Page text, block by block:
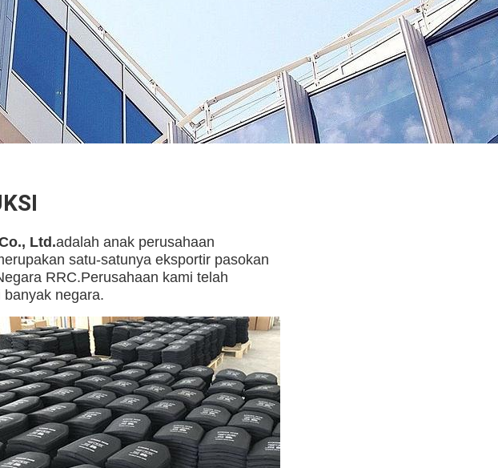
Ltd.adalah anak perusahaan
satu-satunya eksportir pasokan
RRC.Perusahaan kami telah
negara.